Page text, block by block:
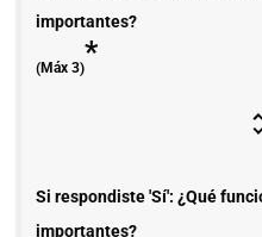
importantes?
(Máx 3)*
Si respondiste 'Sí': ¿Qué
importantes?